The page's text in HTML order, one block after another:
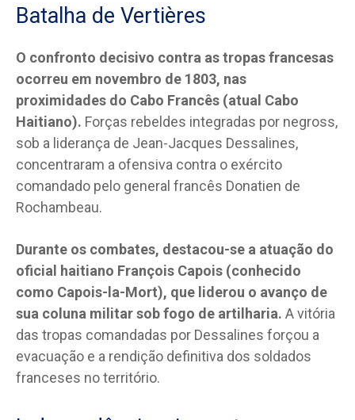
Batalha de Vertières
O confronto decisivo contra as tropas francesas
ocorreu em novembro de 1803, nas
proximidades do Cabo Francês (atual Cabo
Haitiano). Forças rebeldes integradas por negross,
sob a liderança de Jean-Jacques Dessalines,
concentraram a ofensiva contra o exército
comandado pelo general francês Donatien de
Rochambeau.
Durante os combates, destacou-se a atuação do
oficial haitiano François Capois (conhecido
como Capois-la-Mort), que liderou o avanço de
sua coluna militar sob fogo de artilharia. A vitória
das tropas comandadas por Dessalines forçou a
evacuação e a rendição definitiva dos soldados
franceses no território.